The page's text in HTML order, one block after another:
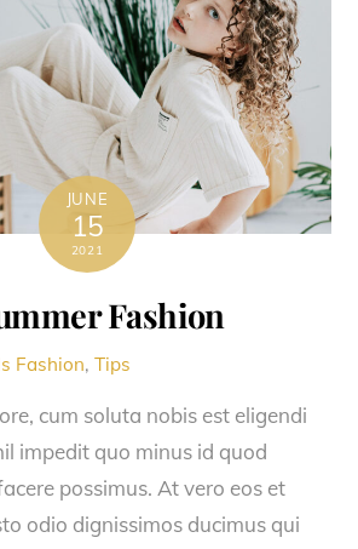
JUNE
15
2021
Fashion
Fashion,Tips
cum soluta nobis est eligendi
impedit quo minus id quod
possimus. At vero eos et
odio dignissimos ducimus qui